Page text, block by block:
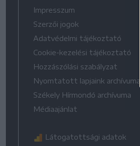
Impresszum
Szerzői jogok
Adatvédelmi tájékoztató
Cookie-kezelési tájékoztató
Hozzászólási szabályzat
Nyomtatott lapjaink archívuma
Székely Hírmondó archívuma
Médiaajánlat
Látogatottsági adatok